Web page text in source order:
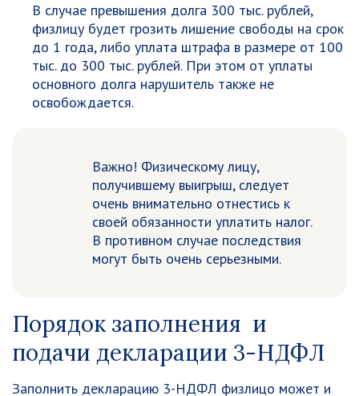
В случае превышения долга 300 тыс. рублей,
физлицу будет грозить лишение свободы на срок
до 1 года, либо уплата штрафа в размере от 100
тыс. до 300 тыс. рублей. При этом от уплаты
основного долга нарушитель также не
освобождается.
Важно! Физическому лицу,
получившему выигрыш, следует
очень внимательно отнестись к
своей обязанности уплатить налог.
В противном случае последствия
могут быть очень серьезными.
Порядок заполнения и
подачи декларации 3-НДФЛ
Заполнить декларацию 3-НДФЛ физлицо может и